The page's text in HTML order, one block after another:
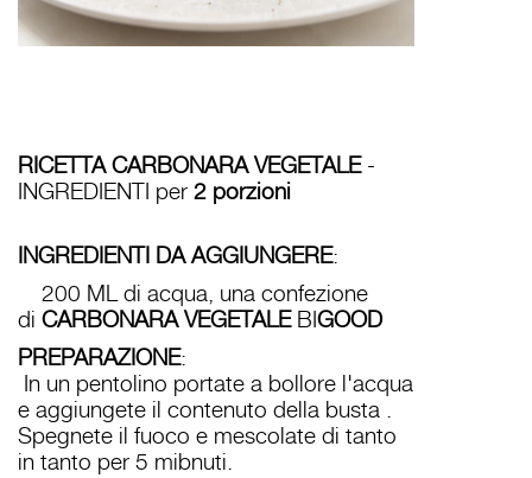
RICETTA CARBONARA VEGETALE-
INGREDIENTI per 2 porzioni
INGREDIENTI DA AGGIUNGERE:
200 ML di acqua, una confezione
di CARBONARA VEGETALE BIGOOD
PREPARAZIONE:
In un pentolino portate a bollore l'acqua
e aggiungete il contenuto della busta .
Spegnete il fuoco e mescolate di tanto
in tanto per 5 mibnuti.